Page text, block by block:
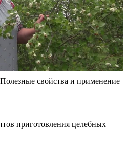
свойства и применение
приготовления целебных